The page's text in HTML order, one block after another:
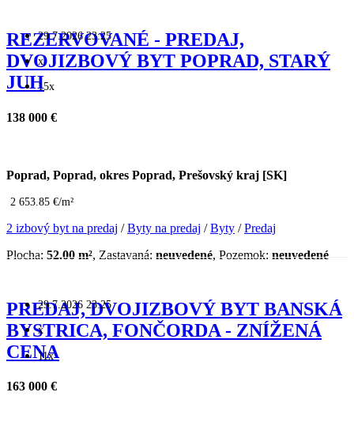
29.7.2026 23:25
x
15x
REZERVOVANÉ - PREDAJ,
DVOJIZBOVÝ BYT POPRAD, STARÝ
JUH
138 000 €
Poprad, Poprad, okres Poprad, Prešovský kraj [SK]
2 653.85 €/m²
2 izbový byt na predaj /Byty na predaj /Byty /Predaj
Plocha: 52.00 m², Zastavaná: neuvedené, Pozemok: neuvedené
29.7.2026 23:25
x
11x
PREDAJ, DVOJIZBOVÝ BYT BANSKÁ
BYSTRICA, FONČORDA - ZNÍŽENÁ
CENA
163 000 €